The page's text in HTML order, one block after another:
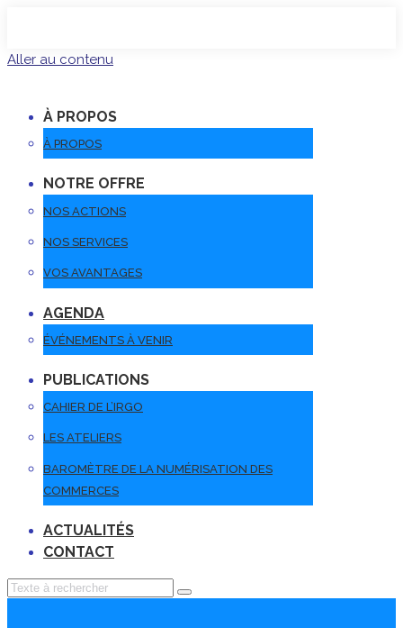
Aller au contenu
À PROPOS
À PROPOS
NOTRE OFFRE
NOS ACTIONS
NOS SERVICES
VOS AVANTAGES
AGENDA
ÉVÉNEMENTS À VENIR
PUBLICATIONS
CAHIER DE L’IRGO
LES ATELIERS
BAROMÈTRE DE LA NUMÉRISATION DES
COMMERCES
ACTUALITÉS
CONTACT